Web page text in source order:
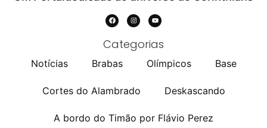
Categorias
Notícias Brabas Olímpicos Base
Cortes do Alambrado Deskascando
A bordo do Timão por Flávio Perez